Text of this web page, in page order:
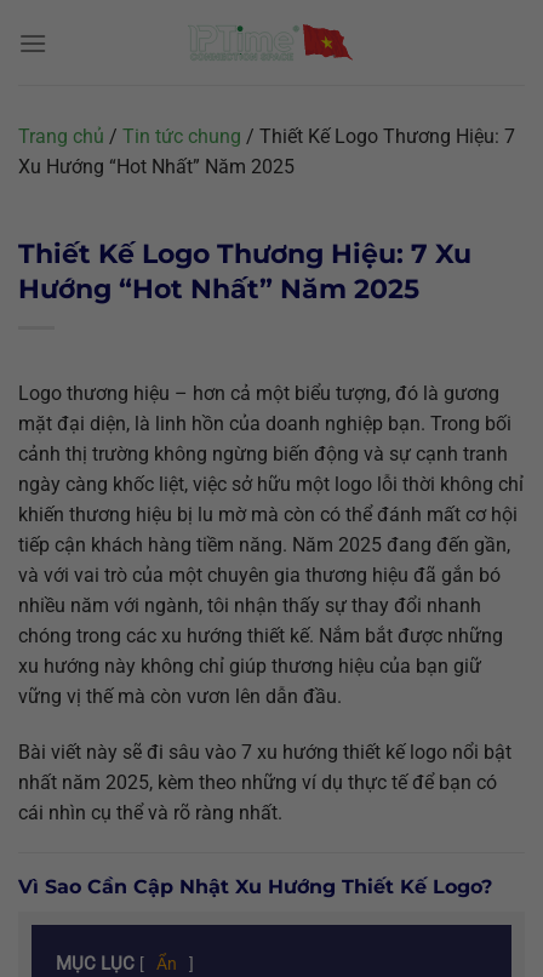
đến
Trang chủ / Tin tức chung / Thiết Kế Logo Thương Hiệu: 7
Xu Hướng “Hot Nhất” Năm 2025
Thiết Kế Logo Thương Hiệu: 7 Xu
Hướng “Hot Nhất” Năm 2025
Logo thương hiệu – hơn cả một biểu tượng, đó là gương
mặt đại diện, là linh hồn của doanh nghiệp bạn. Trong bối
cảnh thị trường không ngừng biến động và sự cạnh tranh
ngày càng khốc liệt, việc sở hữu một logo lỗi thời không chỉ
khiến thương hiệu bị lu mờ mà còn có thể đánh mất cơ hội
tiếp cận khách hàng tiềm năng. Năm 2025 đang đến gần,
và với vai trò của một chuyên gia thương hiệu đã gắn bó
nhiều năm với ngành, tôi nhận thấy sự thay đổi nhanh
chóng trong các xu hướng thiết kế. Nắm bắt được những
xu hướng này không chỉ giúp thương hiệu của bạn giữ
vững vị thế mà còn vươn lên dẫn đầu.
Bài viết này sẽ đi sâu vào 7 xu hướng thiết kế logo nổi bật
nhất năm 2025, kèm theo những ví dụ thực tế để bạn có
cái nhìn cụ thể và rõ ràng nhất.
Vì Sao Cần Cập Nhật Xu Hướng Thiết Kế Logo?
MỤC LỤC [ Ẩn ]